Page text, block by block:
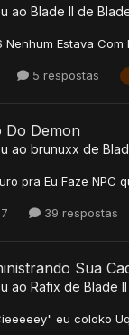
ao Blade II de
Nenhum Estava Com
5 respostas
Do Demon
ao brunuxx de
pra Eu Faze NPC
39 respostas
Sua
ao Rafix de Blade II
eu coloko